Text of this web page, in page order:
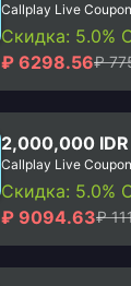
Callplay Live Coupon
Скидка: 5.0%
₽ 6298.56₽
2,000,000 IDR
Callplay Live Coupon
Скидка: 5.0%
₽ 9094.63₽